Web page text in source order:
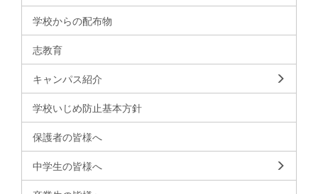
学校からの配布物
志教育
キャンパス紹介
学校いじめ防止基本方針
保護者の皆様へ
中学生の皆様へ